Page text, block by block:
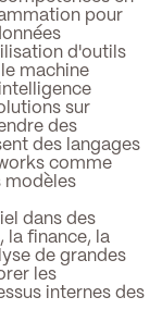
pour
d'outils
machine
sur
des
des langages
comme
modèles
dans des
la finance, la
de grandes
les
internes des